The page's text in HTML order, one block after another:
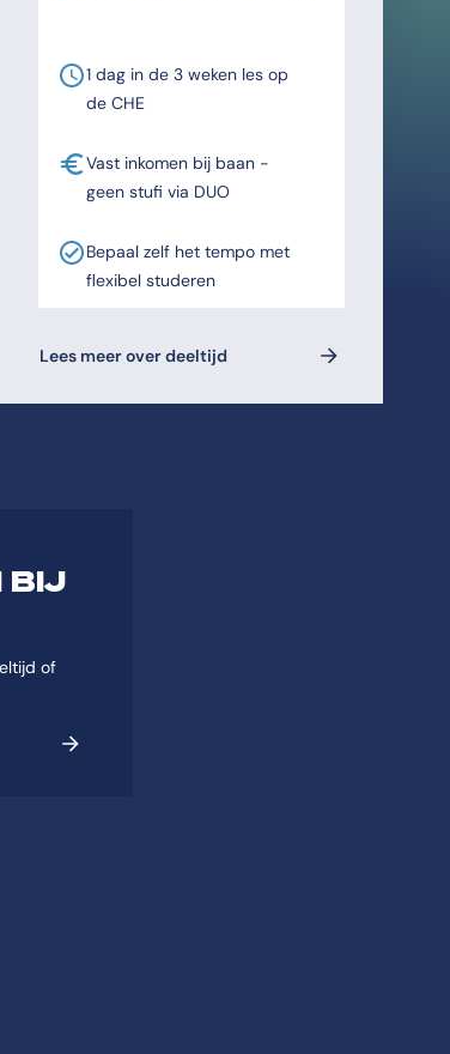
1 dag in de 3 weken les op
de CHE
Vast inkomen bij baan -
geen stufi via DUO
Bepaal zelf het tempo met
flexibel studeren
Lees meer over deeltijd
BIJ
of